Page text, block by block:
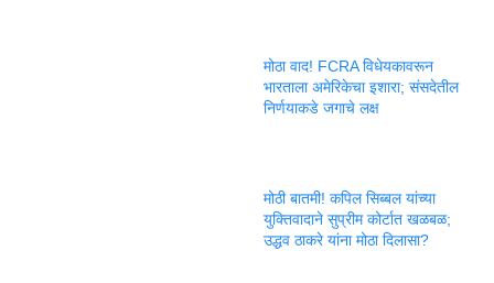
मोठा वाद! FCRA विधेयकावरून
भारताला अमेरिकेचा इशारा; संसदेतील
निर्णयाकडे जगाचे लक्ष
मोठी बातमी! कपिल सिब्बल यांच्या
युक्तिवादाने सुप्रीम कोर्टात खळबळ;
उद्धव ठाकरे यांना मोठा दिलासा?